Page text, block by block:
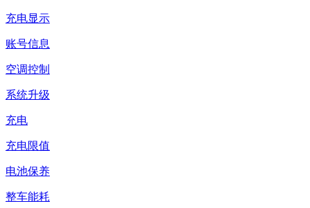
充电显示
账号信息
空调控制
系统升级
充电
充电限值
电池保养
整车能耗